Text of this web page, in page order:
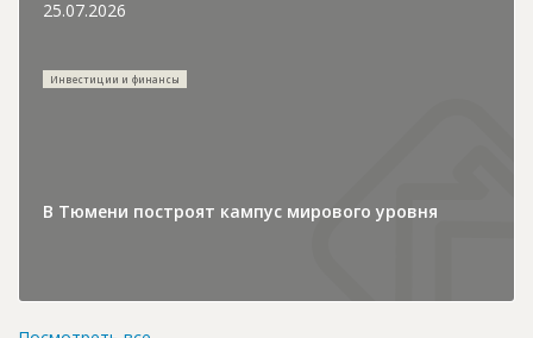
25.07.2026
Инвестиции и финансы
В Тюмени построят кампус мирового уровня